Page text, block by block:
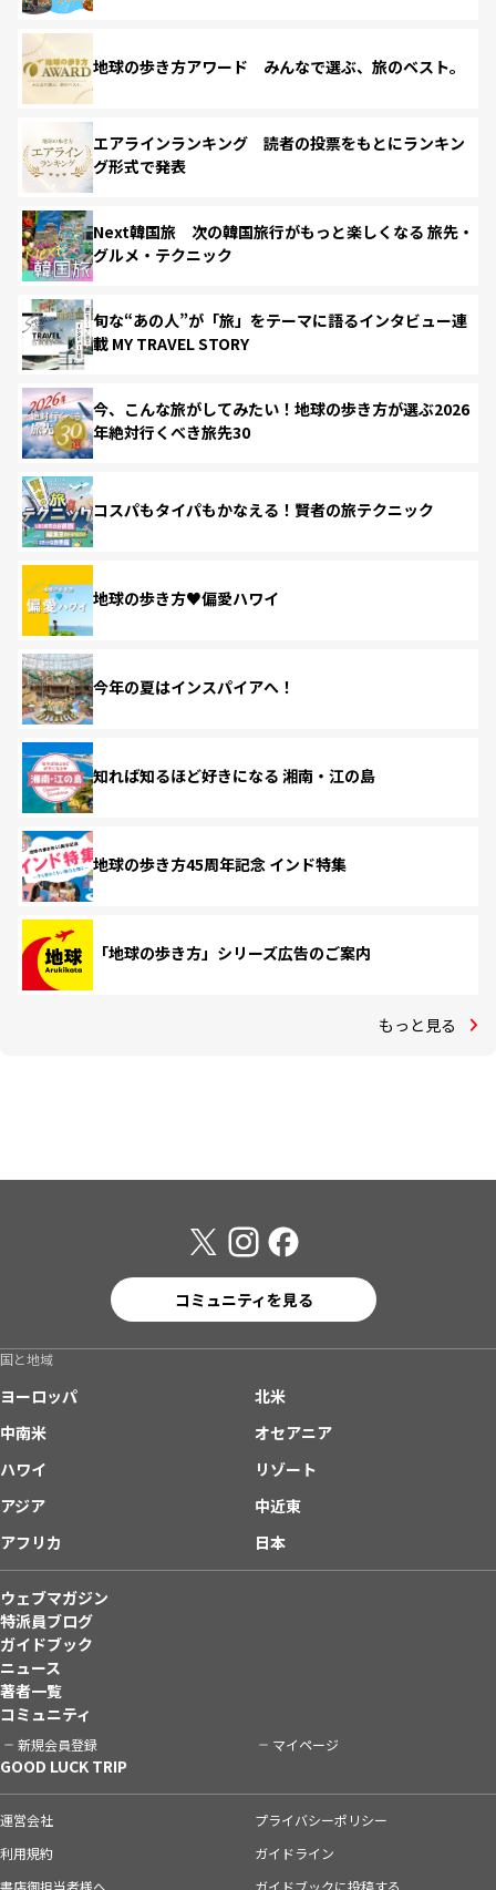
地球の歩き方アワード みんなで選ぶ、旅のベスト。
エアラインランキング 読者の投票をもとにランキン
グ形式で発表
Next韓国旅 次の韓国旅行がもっと楽しくなる 旅先・
グルメ・テクニック
旬な“あの人”が「旅」をテーマに語るインタビュー連
載 MY TRAVEL STORY
今、こんな旅がしてみたい！地球の歩き方が選ぶ2026
年絶対行くべき旅先30
コスパもタイパもかなえる！賢者の旅テクニック
地球の歩き方♥偏愛ハワイ
今年の夏はインスパイアへ！
知れば知るほど好きになる 湘南・江の島
地球の歩き方45周年記念 インド特集
「地球の歩き方」シリーズ広告のご案内
もっと見る
コミュニティを見る
国と地域
ヨーロッパ
北米
中南米
オセアニア
ハワイ
リゾート
アジア
中近東
アフリカ
日本
ウェブマガジン
特派員ブログ
ガイドブック
ニュース
著者一覧
コミュニティ
新規会員登録 マイページ
GOOD LUCK TRIP
運営会社
プライバシーポリシー
利用規約
ガイドライン